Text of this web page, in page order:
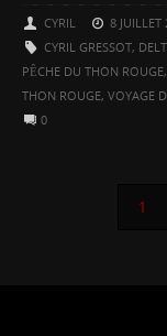
CYRIL 8 JUILLET
CYRIL GRESSOT,
PÊCHE DU THON ROUGE,
THON ROUGE, VOYAGE
0
1